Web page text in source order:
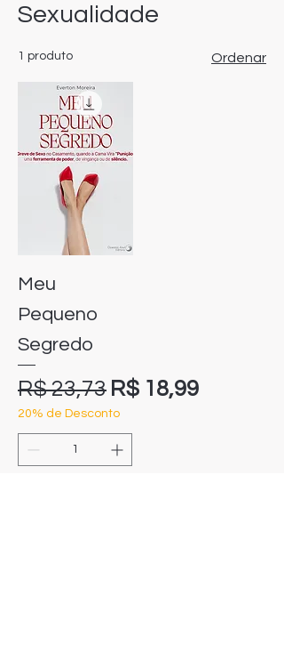
Sexualidade
1 produto Ordenar
Meu
Pequeno
Segredo
Preço normal
R$ 23,73 Preço
R$ 18,99
20% de Desconto